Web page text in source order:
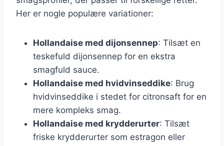
Her er nogle populære variationer:
Hollandaise med dijonsennep: Tilsæt en
teskefuld dijonsennep for en ekstra
smagfuld sauce.
Hollandaise med hvidvinseddike: Brug
hvidvinseddike i stedet for citronsaft for en
mere kompleks smag.
Hollandaise med krydderurter: Tilsæt
friske krydderurter som estragon eller